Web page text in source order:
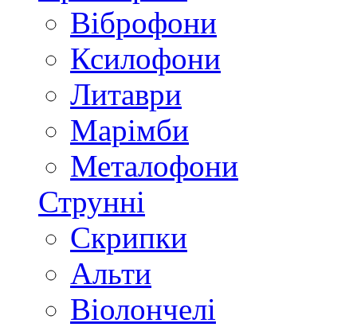
Віброфони
Ксилофони
Литаври
Марімби
Металофони
Струнні
Скрипки
Альти
Віолончелі